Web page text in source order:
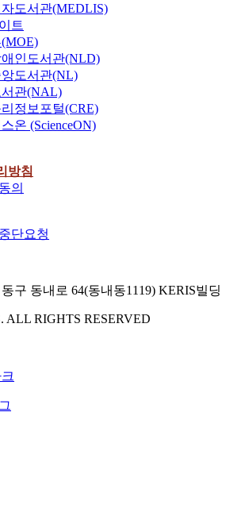
도서관(MEDLIS)
트
인도서관(NLD)
도서관(NL)
관(NAL)
정보포털(CRE)
온 (ScienceON)
방침
의
단요청
구 동내로 64(동내동1119) KERIS빌딩
ALL RIGHTS RESERVED